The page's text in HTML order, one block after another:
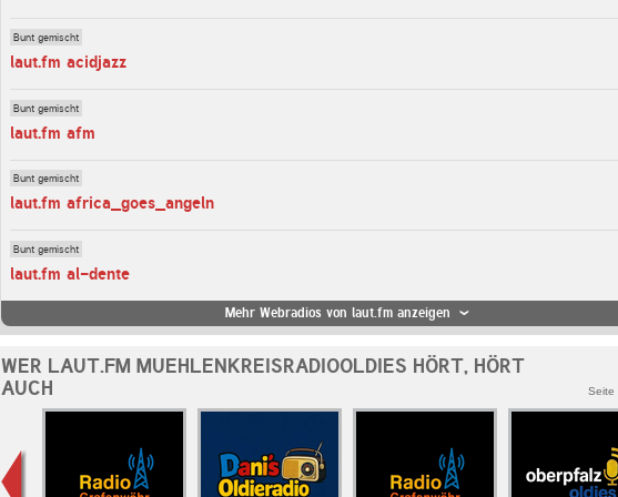
Bunt gemischt
laut.fm acidjazz
Bunt gemischt
laut.fm afm
Bunt gemischt
laut.fm africa_goes_angeln
Bunt gemischt
laut.fm al-dente
Mehr Webradios von laut.fm anzeigen
WER LAUT.FM MUEHLENKREISRADIOOLDIES HÖRT, HÖRT
AUCH
Seite